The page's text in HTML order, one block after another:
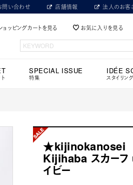
問い合わせ 店舗情報 法人のお客
ョッピングカートを見る お気に入りを見る
SPECIAL ISSUE
特集
IDÉE
スタイリン
★kijinokanosei
Kijihaba スカー
イビー